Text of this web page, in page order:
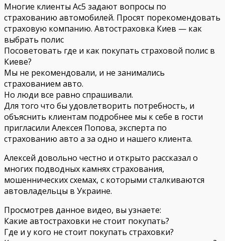
Многие клиенты Ас5 задают вопросы по
страхованию автомобилей. Просят порекомендовать
страховую компанию. Автостраховка Киев — как
выбрать полис
Посоветовать где и как покупать страховой полис в
Киеве?
Мы не рекомендовали, и не занимались
страхованием авто.
Но люди все равно спрашивали.
Для того что бы удовлетворить потребность, и
объяснить клиентам подробнее мы к себе в гости
пригласили Алексея Попова, эксперта по
страхованию авто а за одно и нашего клиента.
Алексей довольно честно и открыто рассказал о
многих подводных камнях страхования,
мошеннических схемах, с которыми сталкиваются
автовладельцы в Украине.
Просмотрев данное видео, вы узнаете:
Какие автостраховки не стоит покупать?
Где и у кого не стоит покупать страховки?